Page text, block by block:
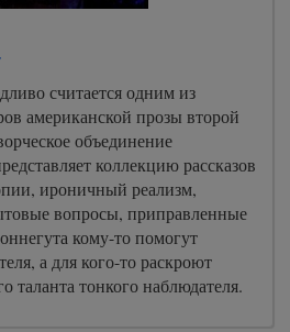
считается одним из
американской прозы второй
объединение
коллекцию рассказов
ироничный реализм,
вопросы, приправленные
кому-то помогут
а для кого-то раскроют
таланта тонкого наблюдателя.